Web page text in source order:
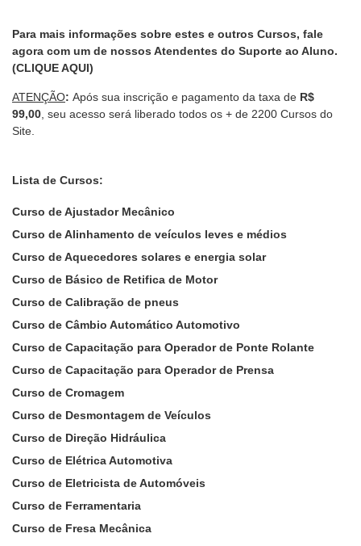
Para mais informações sobre estes e outros Cursos, fale
agora com um de nossos Atendentes do Suporte ao Aluno.
(CLIQUE AQUI)
ATENÇÃO: Após sua inscrição e pagamento da taxa de R$
99,00 , seu acesso será liberado todos os + de 2200 Cursos do
Site.
Lista de Cursos:
Curso de Ajustador Mecânico
Curso de Alinhamento de veículos leves e médios
Curso de Aquecedores solares e energia solar
Curso de Básico de Retifica de Motor
Curso de Calibração de pneus
Curso de Câmbio Automático Automotivo
Curso de Capacitação para Operador de Ponte Rolante
Curso de Capacitação para Operador de Prensa
Curso de Cromagem
Curso de Desmontagem de Veículos
Curso de Direção Hidráulica
Curso de Elétrica Automotiva
Curso de Eletricista de Automóveis
Curso de Ferramentaria
Curso de Fresa Mecânica